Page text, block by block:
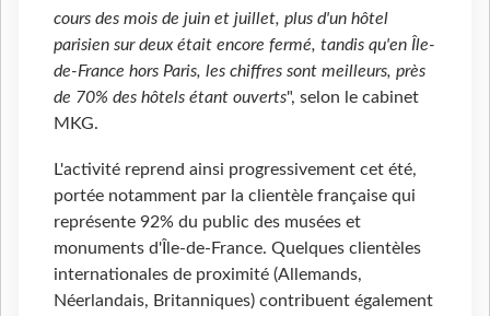
cours des mois de juin et juillet, plus d'un hôtel
parisien sur deux était encore fermé, tandis qu'en Île-
de-France hors Paris, les chiffres sont meilleurs, près
de 70% des hôtels étant ouverts", selon le cabinet
MKG.
L'activité reprend ainsi progressivement cet été,
portée notamment par la clientèle française qui
représente 92% du public des musées et
monuments d'Île-de-France. Quelques clientèles
internationales de proximité (Allemands,
Néerlandais, Britanniques) contribuent également